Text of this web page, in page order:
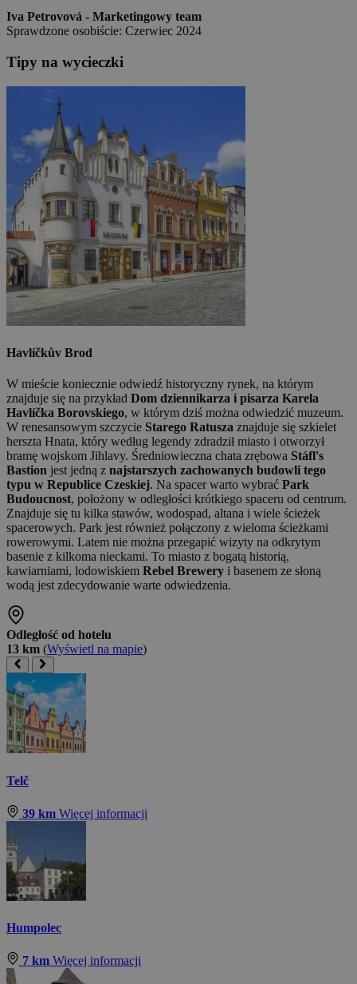
Iva Petrovová - Marketingowy team
Sprawdzone osobiście: Czerwiec 2024
Tipy na wycieczki
Havlíčkův Brod
W mieście koniecznie odwiedź historyczny rynek, na którym
znajduje się na przykład Dom dziennikarza i pisarza Karela
Havlíčka Borovskiego, w którym dziś można odwiedzić muzeum.
W renesansowym szczycie Starego Ratusza znajduje się szkielet
herszta Hnata, który według legendy zdradził miasto i otworzył
bramę wojskom Jihlavy. Średniowieczna chata zrębowa Stáfl's
Bastion jest jedną z najstarszych zachowanych budowli tego
typu w Republice Czeskiej. Na spacer warto wybrać Park
Budoucnost, położony w odległości krótkiego spaceru od centrum.
Znajduje się tu kilka stawów, wodospad, altana i wiele ścieżek
spacerowych. Park jest również połączony z wieloma ścieżkami
rowerowymi. Latem nie można przegapić wizyty na odkrytym
basenie z kilkoma nieckami. To miasto z bogatą historią,
kawiarniami, lodowiskiem Rebel Brewery i basenem ze słoną
wodą jest zdecydowanie warte odwiedzenia.
Odległość od hotelu
13 km (Wyświetl na mapie)
Telč
39 km Więcej informacji
Humpolec
7 km Więcej informacji